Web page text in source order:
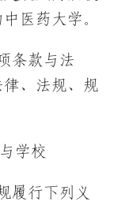
医药大学。
条款与法
、法规、规
学校
履行下列义